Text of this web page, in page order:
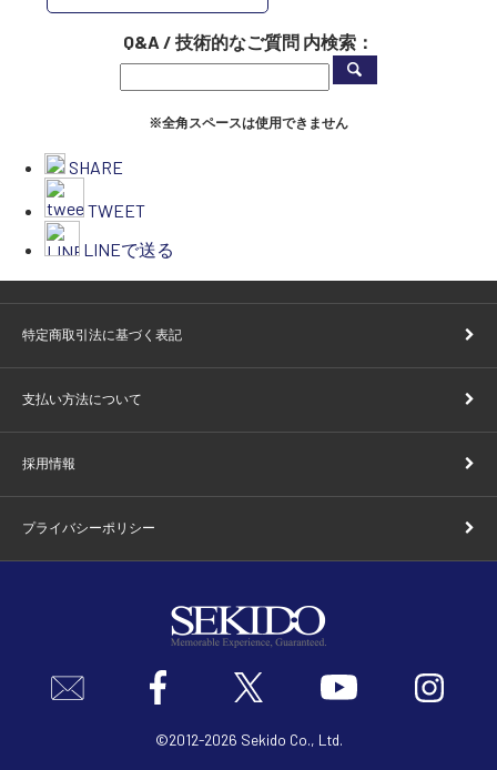
Q&A / 技術的なご質問 内検索：
※全角スペースは使用できません
SHARE
TWEET
LINEで送る
特定商取引法に基づく表記
支払い方法について
採用情報
プライバシーポリシー
©2012-2026 Sekido Co., Ltd.